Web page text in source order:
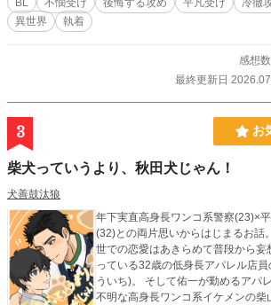
BL 不憫受け 後悔する攻め 平凡受け 冷徹
異世界
執着
感想
最終更新日
3 お
柴犬っていうより、秋田犬じゃん！
犬善鼓汰狼
年下実直高身長ワンコ系警察(23)×
(32)との両片思いからはじまるお話。 自分に自身がないと今
世での恋愛はあきらめて普段から妄
っている32歳の低身長アパレル店
ういち)。 そして佑一が勤めるアパ
不明な高身長ワンコ系イケメンの柴